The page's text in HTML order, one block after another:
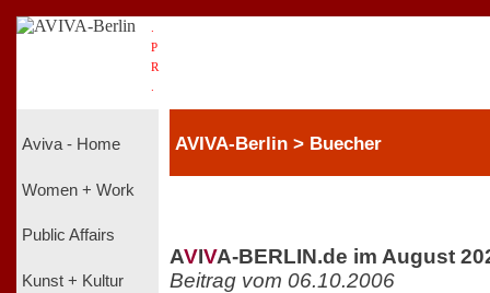
P
R
Aviva - Home
Women + Work
Public Affairs
Kunst + Kultur
AVIVA-Berlin > Buecher
AVIVA-BERLIN.de im August
Beitrag vom 06.10.2006